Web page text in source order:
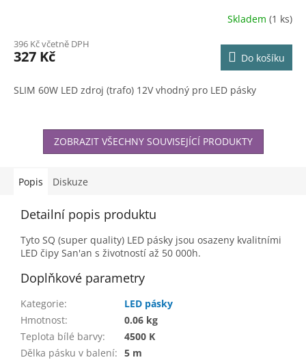
Skladem (1 ks)
396 Kč včetně DPH
327 Kč Do košíku
SLIM 60W LED zdroj (trafo) 12V vhodný pro LED pásky
ZOBRAZIT VŠECHNY SOUVISEJÍCÍ PRODUKTY
Popis Diskuze
Detailní popis produktu
Tyto SQ (super quality) LED pásky jsou osazeny kvalitními
LED čipy San'an s životností až 50 000h.
Doplňkové parametry
Kategorie:
LED pásky
Hmotnost:
0.06 kg
Teplota bílé barvy:
4500 K
Dělka pásku v balení: 5 m